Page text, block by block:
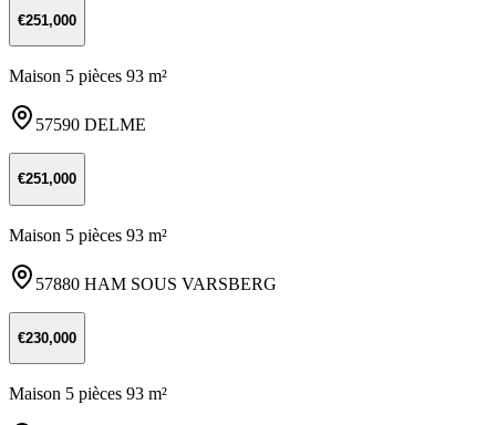
€251,000
Maison 5 pièces 93 m²
57590 DELME
€251,000
Maison 5 pièces 93 m²
57880 HAM SOUS VARSBERG
€230,000
Maison 5 pièces 93 m²